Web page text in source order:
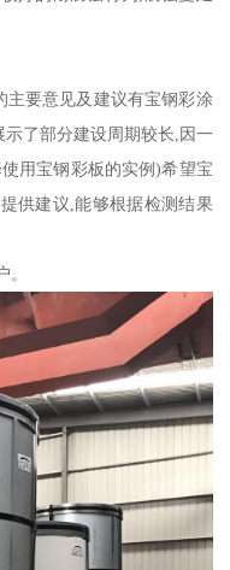
要意见及建议有宝钢彩涂
了部分建设周期较长,因一
用宝钢彩板的实例)希望宝
供建议,能够根据检测结果